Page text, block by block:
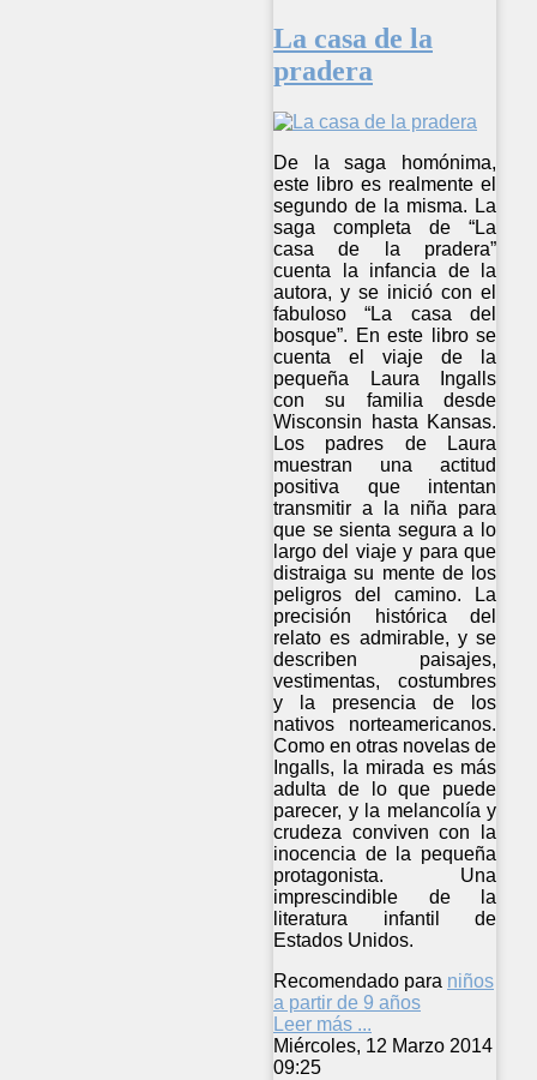
La casa de la
pradera
De la saga homónima,
este libro es realmente el
segundo de la misma. La
saga completa de “La
casa de la pradera”
cuenta la infancia de la
autora, y se inició con el
fabuloso “La casa del
bosque”. En este libro se
cuenta el viaje de la
pequeña Laura Ingalls
con su familia desde
Wisconsin hasta Kansas.
Los padres de Laura
muestran una actitud
positiva que intentan
transmitir a la niña para
que se sienta segura a lo
largo del viaje y para que
distraiga su mente de los
peligros del camino. La
precisión histórica del
relato es admirable, y se
describen paisajes,
vestimentas, costumbres
y la presencia de los
nativos norteamericanos.
Como en otras novelas de
Ingalls, la mirada es más
adulta de lo que puede
parecer, y la melancolía y
crudeza conviven con la
inocencia de la pequeña
protagonista. Una
imprescindible de la
literatura infantil de
Estados Unidos.
Recomendado para niños
a partir de 9 años
Leer más ...
Miércoles, 12 Marzo 2014
09:25